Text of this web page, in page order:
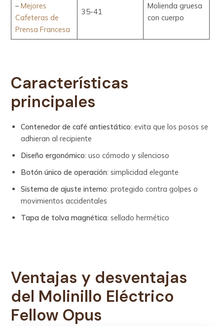
–Mejores
Cafeteras de
Prensa Francesa
35-41
Molienda gruesa
con cuerpo
Características
principales
Contenedor de café antiestático: evita que los posos se
adhieran al recipiente
Diseño ergonómico: uso cómodo y silencioso
Botón único de operación: simplicidad elegante
Sistema de ajuste interno: protegido contra golpes o
movimientos accidentales
Tapa de tolva magnética: sellado hermético
Ventajas y desventajas
del Molinillo Eléctrico
Fellow Opus